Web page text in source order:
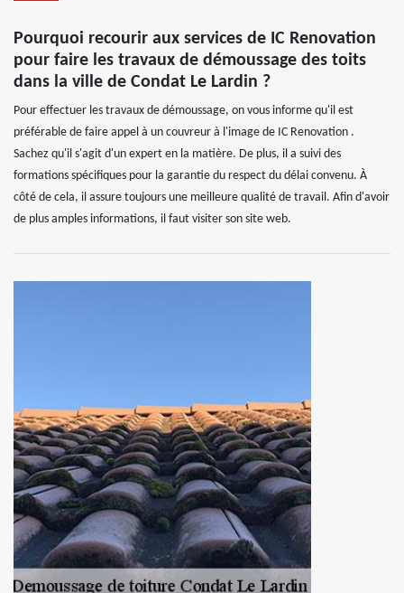
Pourquoi recourir aux services de IC Renovation
pour faire les travaux de démoussage des toits
dans la ville de Condat Le Lardin ?
Pour effectuer les travaux de démoussage, on vous informe qu'il est
préférable de faire appel à un couvreur à l'image de IC Renovation .
Sachez qu'il s'agit d'un expert en la matière. De plus, il a suivi des
formations spécifiques pour la garantie du respect du délai convenu. À
côté de cela, il assure toujours une meilleure qualité de travail. Afin d'avoir
de plus amples informations, il faut visiter son site web.